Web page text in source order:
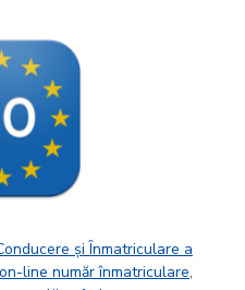
și Înmatriculare a
line număr înmatriculare,